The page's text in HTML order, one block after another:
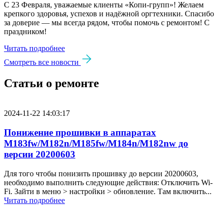
С 23 Февраля, уважаемые клиенты «Копи‑групп»! Желаем
крепкого здоровья, успехов и надёжной оргтехники. Спасибо
за доверие — мы всегда рядом, чтобы помочь с ремонтом! С
праздником!
Читать подробнее
Смотреть все новости
Статьи о ремонте
2024-11-22 14:03:17
Понижение прошивки в аппаратах
M183fw/M182n/M185fw/M184n/M182nw до
версии 20200603
Для того чтобы понизить прошивку до версии 20200603,
необходимо выполнить следующие действия: Отключить Wi-
Fi. Зайти в меню > настройки > обновление. Там включить...
Читать подробнее